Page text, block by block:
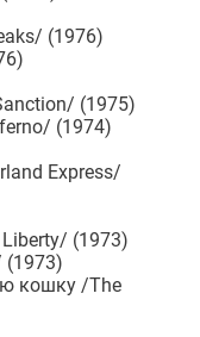
(1976)
(1975)
(1974)
Express/
(1973)
(1973)
кошку /The